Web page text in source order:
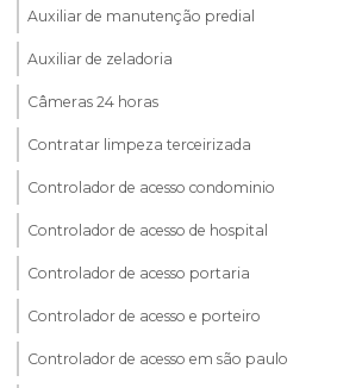
Auxiliar de manutenção predial
Auxiliar de zeladoria
Câmeras 24 horas
Contratar limpeza terceirizada
Controlador de acesso condominio
Controlador de acesso de hospital
Controlador de acesso portaria
Controlador de acesso e porteiro
Controlador de acesso em são paulo